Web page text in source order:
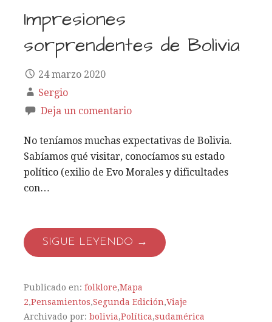
Impresiones
sorprendentes de Bolivia
24 marzo 2020
Sergio
Deja un comentario
No teníamos muchas expectativas de Bolivia.
Sabíamos qué visitar, conocíamos su estado
político (exilio de Evo Morales y dificultades
con…
SIGUE LEYENDO →
Publicado en: folklore,Mapa
2,Pensamientos,Segunda Edición,Viaje
Archivado por: bolivia,Política,sudamérica